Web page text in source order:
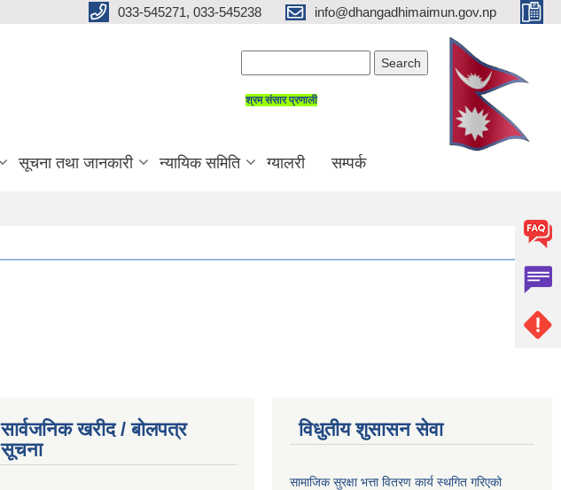
033-545271, 033-545238 info@dhangadhimaimun.gov.np
श्रम संसार प्रणाली
सूचना तथा जानकारी न्यायिक समिति ग्यालरी सम्पर्क
सार्वजनिक खरीद / बोलपत्र
सूचना
विधुतीय शुसासन सेवा
सामाजिक सुरक्षा भत्ता वितरण कार्य स्थगित गरिएको